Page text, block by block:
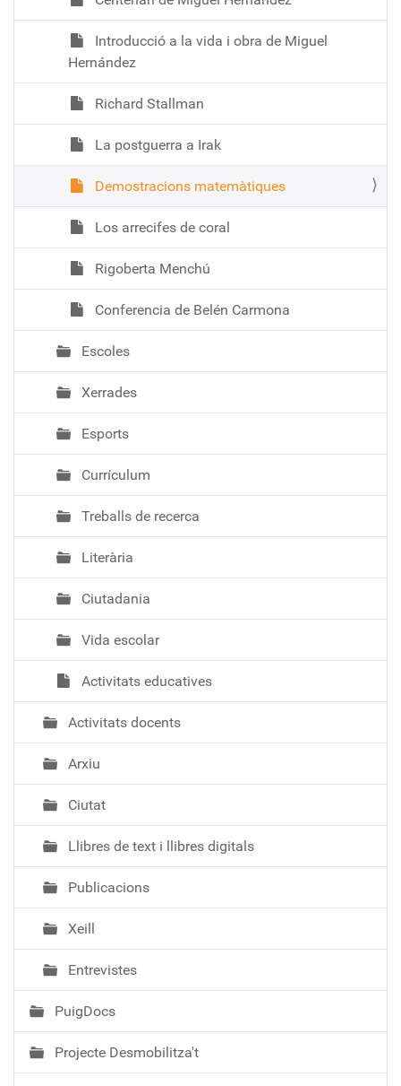
Introducció a la vida i obra de Miguel
Hernández
Richard Stallman
La postguerra a Irak
Demostracions matemàtiques
Los arrecifes de coral
Rigoberta Menchú
Conferencia de Belén Carmona
Escoles
Xerrades
Esports
Currículum
Treballs de recerca
Literària
Ciutadania
Vida escolar
Activitats educatives
Activitats docents
Arxiu
Ciutat
Llibres de text i llibres digitals
Publicacions
Xeill
Entrevistes
PuigDocs
Projecte Desmobilitza't